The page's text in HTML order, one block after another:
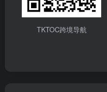
TKTOC跨境导航